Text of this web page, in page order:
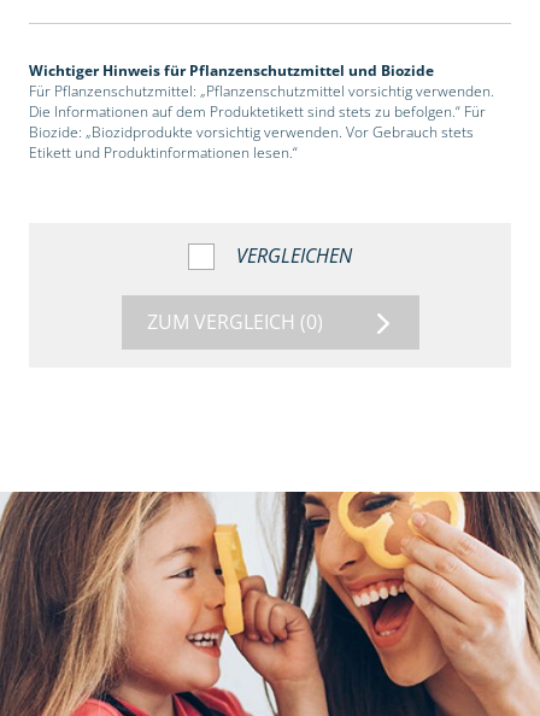
Wichtiger Hinweis für Pflanzenschutzmittel und Biozide
Für Pflanzenschutzmittel: „Pflanzenschutzmittel vorsichtig verwenden.
Die Informationen auf dem Produktetikett sind stets zu befolgen.“ Für
Biozide: „Biozidprodukte vorsichtig verwenden. Vor Gebrauch stets
Etikett und Produktinformationen lesen.“
VERGLEICHEN
ZUM VERGLEICH (0)